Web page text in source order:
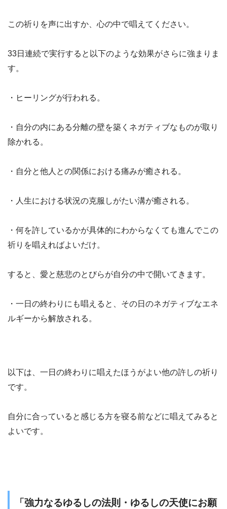
この祈りを声に出すか、心の中で唱えてください。
33日連続で実行すると以下のような効果がさらに強まりま
す。
・ヒーリングが行われる。
・自分の内にある分離の壁を築くネガティブなものが取り
除かれる。
・自分と他人との関係における痛みが癒される。
・人生における状況の克服しがたい溝が癒される。
・何を許しているかが具体的にわからなくても進んでこの
祈りを唱えればよいだけ。
すると、愛と慈悲のとびらが自分の中で開いてきます。
・一日の終わりにも唱えると、その日のネガティブなエネ
ルギーから解放される。
以下は、一日の終わりに唱えたほうがよい他の許しの祈り
です。
自分に合っていると感じる方を寝る前などに唱えてみると
よいです。
「強力なるゆるしの法則・ゆるしの天使にお願